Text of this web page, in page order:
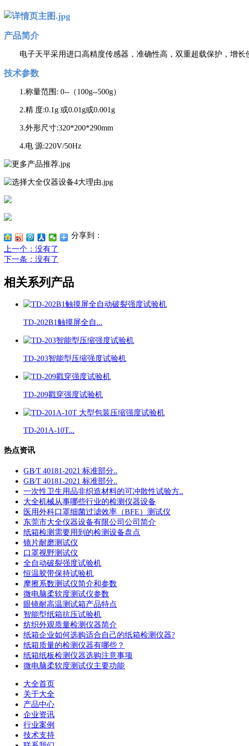
产品简介
电子天平采用进口高精度传感器，准确性高，双重超载保护，增长
技术参数
1.称量范围: 0--（100g--500g）
2.精 度:0.1g 或0.01g或0.001g
3.外形尺寸:320*200*290mm
4.电 源:220V/50Hz
分享到：
上一个 ：没有了
下一条 ：没有了
相关系列产品
TD-202B1触摸屏全自...
TD-203智能型压缩强度试验机
TD-209戳穿强度试验机
TD-201A-10T...
热点资讯
GB∕T 40181-2021 标准部分..
GB∕T 40181-2021 标准部分..
一次性卫生用品非织造材料的可冲散性试验方..
大全机械从事哪些行业的检测仪器设备
医用外科口罩细菌过滤效率（BFE）测试仪
东莞市大全仪器设备有限公司公司简介
纸箱检测需要用到的检测设备盘点
镜片耐磨测试仪
口罩视野测试仪
全自动破裂强度试验机
恒温胶带保持试验机
摩擦系数测试仪简介和参数
微电脑柔软度测试仪参数
眼镜耐高温测试箱产品特点
智能型纸箱抗压试验机
纺织外观质量检测仪器简介
纸箱企业如何选购适合自己的纸箱检测仪器?
纸箱质量的检测仪器有哪些？
纸箱纸板检测仪器选购注意事项
微电脑柔软度测试仪主要功能
大全首页
关于大全
产品中心
企业资讯
行业案例
技术支持